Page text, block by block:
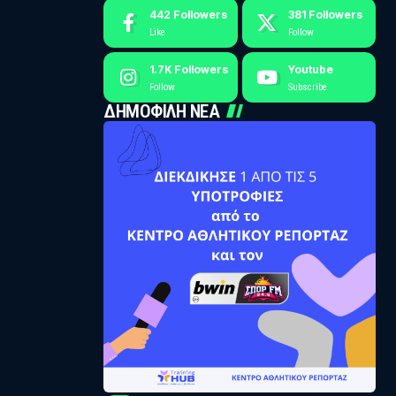
442 Followers
Like
381 Followers
Follow
1.7K Followers
Follow
Youtube
Subscribe
ΔΗΜΟΦΙΛΗ ΝΕΑ